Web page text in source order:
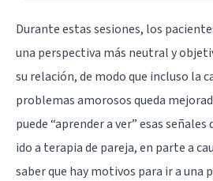
Durante estas sesiones, los
una perspectiva más neutral y
su relación, de modo que incluso la
problemas amorosos queda
puede “aprender a ver” esas
ido a terapia de pareja, en parte a
saber que hay motivos para ir a una